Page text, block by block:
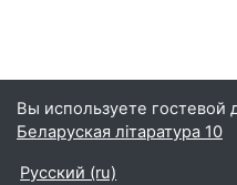
Вы используете гостевой
Беларуская літаратура 10
Русский ‎(ru)‎